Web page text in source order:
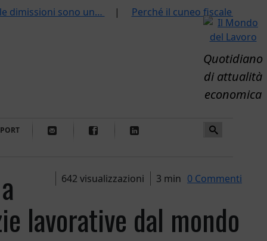
dimissioni sono un… Perché il cuneo fiscale è
Quotidiano
di attualità
economica
642 visualizzazioni 3 min 0 Commenti
lavorative dal mondo